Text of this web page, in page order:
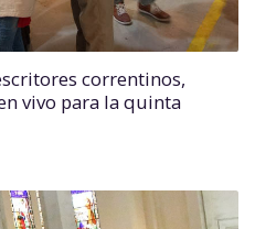
correntinos,
vivo para la quinta